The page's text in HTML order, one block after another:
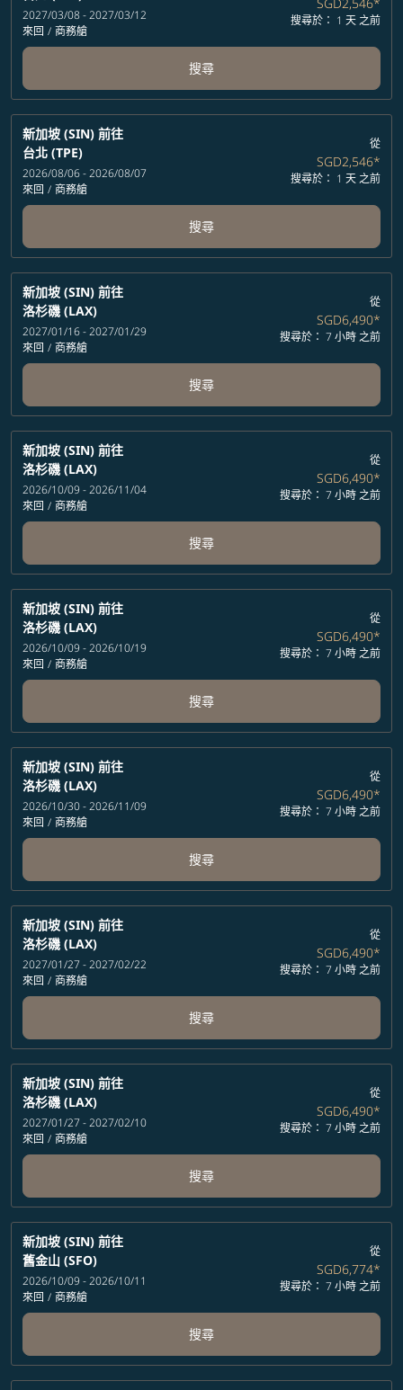
2027/03/08 - 2027/03/12
來回 / 商務艙
搜尋於： 1 天 之前
搜尋
新加坡 (SIN) 前往
台北 (TPE)
2026/08/06 - 2026/08/07
來回 / 商務艙
從
SGD2,546*
搜尋於： 1 天 之前
搜尋
新加坡 (SIN) 前往
洛杉磯 (LAX)
2027/01/16 - 2027/01/29
來回 / 商務艙
從
SGD6,490*
搜尋於： 7 小時 之前
搜尋
新加坡 (SIN) 前往
洛杉磯 (LAX)
2026/10/09 - 2026/11/04
來回 / 商務艙
從
SGD6,490*
搜尋於： 7 小時 之前
搜尋
新加坡 (SIN) 前往
洛杉磯 (LAX)
2026/10/09 - 2026/10/19
來回 / 商務艙
從
SGD6,490*
搜尋於： 7 小時 之前
搜尋
新加坡 (SIN) 前往
洛杉磯 (LAX)
2026/10/30 - 2026/11/09
來回 / 商務艙
從
SGD6,490*
搜尋於： 7 小時 之前
搜尋
新加坡 (SIN) 前往
洛杉磯 (LAX)
2027/01/27 - 2027/02/22
來回 / 商務艙
從
SGD6,490*
搜尋於： 7 小時 之前
搜尋
新加坡 (SIN) 前往
洛杉磯 (LAX)
2027/01/27 - 2027/02/10
來回 / 商務艙
從
SGD6,490*
搜尋於： 7 小時 之前
搜尋
新加坡 (SIN) 前往
舊金山 (SFO)
2026/10/09 - 2026/10/11
來回 / 商務艙
從
SGD6,774*
搜尋於： 7 小時 之前
搜尋